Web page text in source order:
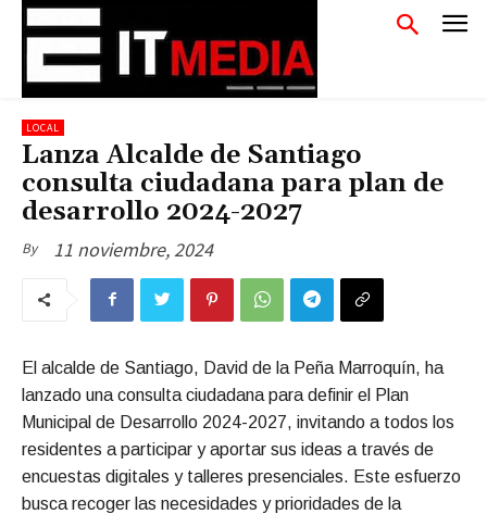
LOCAL
Lanza Alcalde de Santiago
consulta ciudadana para plan de
desarrollo 2024-2027
By 11 noviembre, 2024
El alcalde de Santiago, David de la Peña Marroquín, ha
lanzado una consulta ciudadana para definir el Plan
Municipal de Desarrollo 2024-2027, invitando a todos los
residentes a participar y aportar sus ideas a través de
encuestas digitales y talleres presenciales. Este esfuerzo
busca recoger las necesidades y prioridades de la